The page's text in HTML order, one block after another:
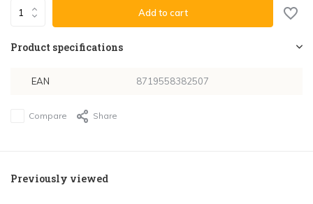
Add to cart
Product specifications
EAN 8719558382507
Compare Share
Previously viewed